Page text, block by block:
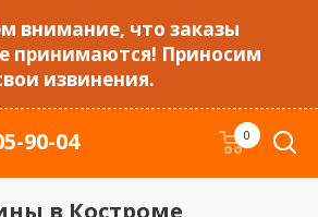
внимание, что заказы
принимаются! Приносим
извинения.
90-04 0
в Костроме